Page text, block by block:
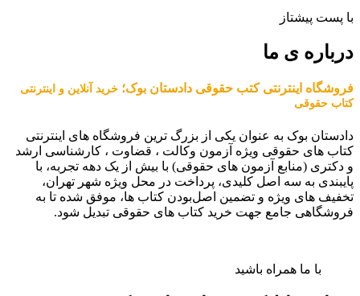
با پست پیشتاز
درباره ی ما
فروشگاه اینترنتی کتب حقوقی دادستان بوک؛ خرید آنلاین و اینترنتی
کتاب حقوقی
دادستان بوک به عنوان یکی از بزرگ ترین فروشگاه های اینترنتی
کتاب های حقوقی ویژه آزمون وکالت ، قضاوت ، کارشناسی ارشد
و دکتری (منابع آزمون های حقوقی) با بیش از یک دهه تجربه، با
پایبندی به سه اصل کلیدی، پرداخت در محل ویژه شهر تهران،
تخفیف های ویژه و تضمین اصل‌بودن کتاب ها، موفق شده تا به
فروشگاهی جامع جهت خرید کتاب های حقوقی تبدیل شود.
با ما همراه باشید